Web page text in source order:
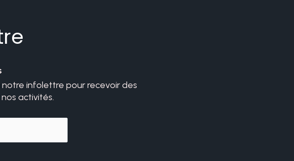
notre infolettre pour recevoir des
activités.